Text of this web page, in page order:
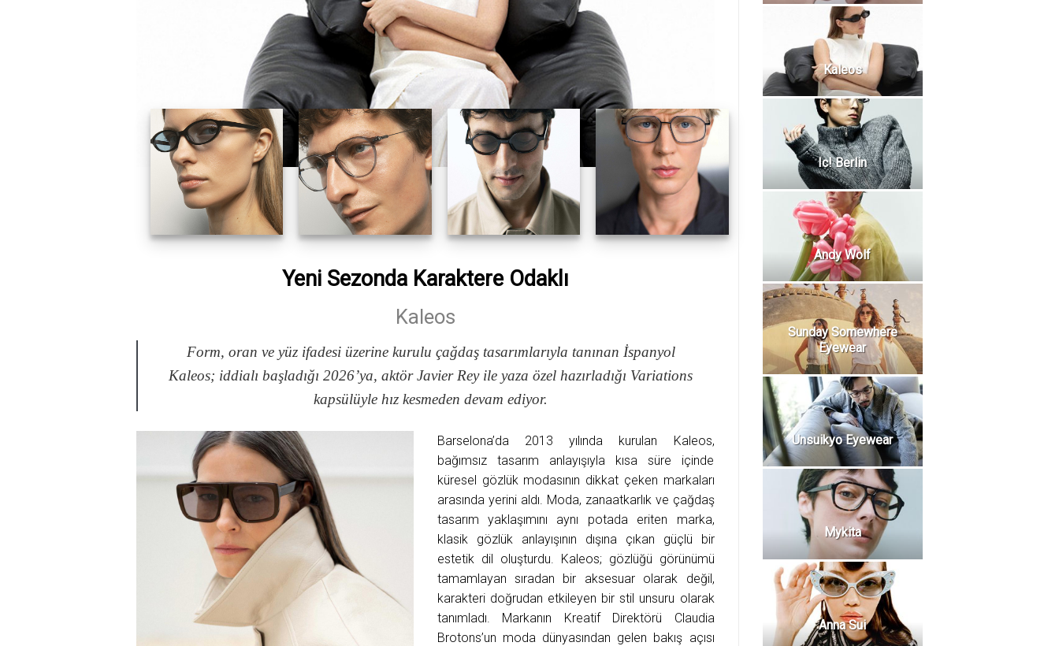
Yeni Sezonda Karaktere Odaklı
Kaleos
Form, oran ve yüz ifadesi üzerine kurulu çağdaş tasarımlarıyla tanınan İspanyol
Kaleos; iddialı başladığı 2026’ya, aktör Javier Rey ile yaza özel hazırladığı Variations
kapsülüyle hız kesmeden devam ediyor.
Barselona’da 2013 yılında kurulan Kaleos,
bağımsız tasarım anlayışıyla kısa süre içinde
küresel gözlük modasının dikkat çeken markaları
arasında yerini aldı. Moda, zanaatkarlık ve çağdaş
tasarım yaklaşımını aynı potada eriten marka,
klasik gözlük anlayışının dışına çıkan güçlü bir
estetik dil oluşturdu. Kaleos; gözlüğü görünümü
tamamlayan sıradan bir aksesuar olarak değil,
karakteri doğrudan etkileyen bir stil unsuru olarak
tanımladı. Markanın Kreatif Direktörü Claudia
Brotons’un moda dünyasından gelen bakış açısı
Kaleos
Ic! Berlin
Andy Wolf
Sunday Somewhere
Eyewear
Unsuikyo Eyewear
Mykita
Anna Sui